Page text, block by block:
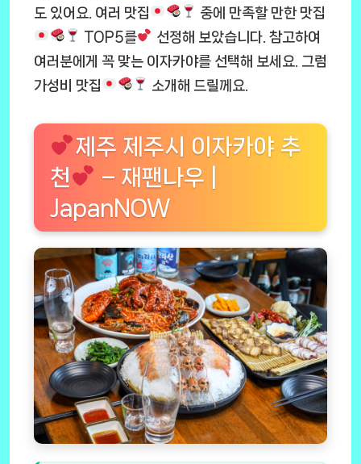
도 있어요. 여러 맛집
중에 만족할 만한 맛집
TOP5를
선정해 보았습니다. 참고하여
여러분에게 꼭 맞는 이자카야를 선택해 보세요. 그럼
가성비 맛집
소개해 드릴께요.
제주 제주시 이자카야 추
천
– 재팬나우 |
JapanNOW